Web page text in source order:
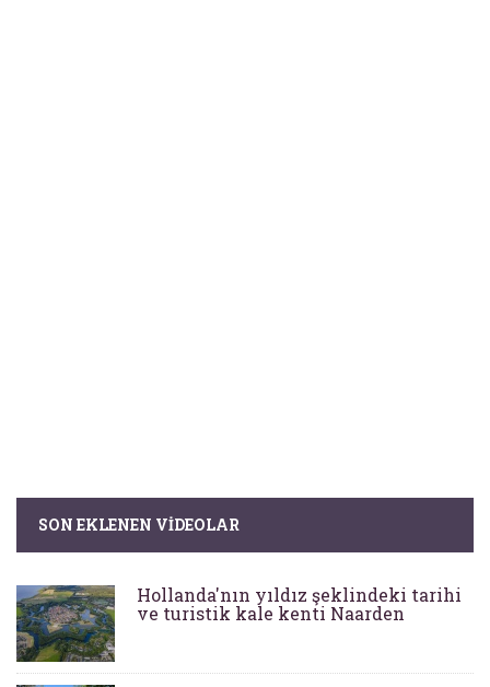
SON EKLENEN VIDEOLAR
Hollanda'nın yıldız şeklindeki tarihi
ve turistik kale kenti Naarden